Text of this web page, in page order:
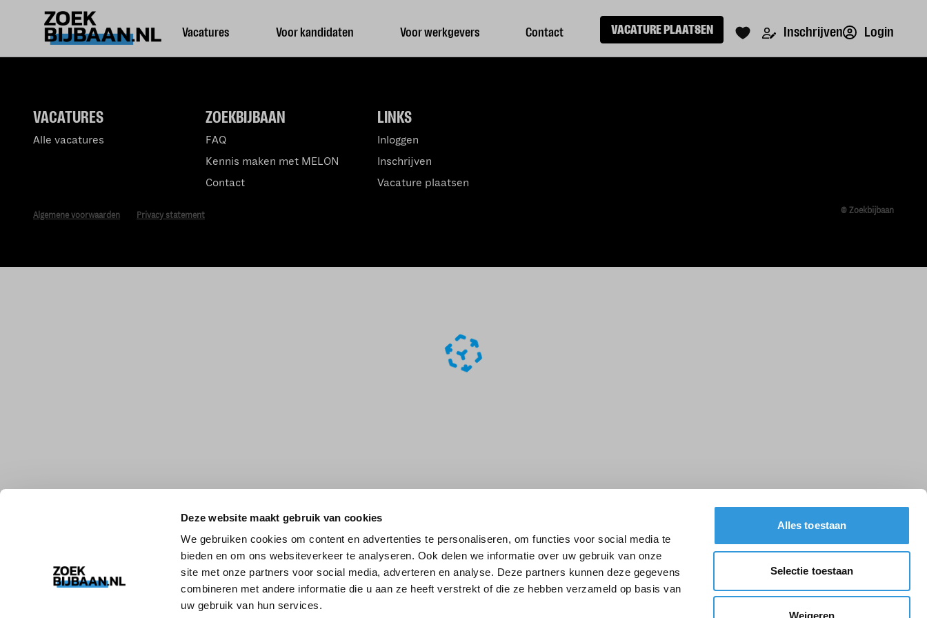
Deze website maakt gebruik van cookies
We gebruiken cookies om content en advertenties te personaliseren, om functies voor social media te
bieden en om ons websiteverkeer te analyseren. Ook delen we informatie over uw gebruik van onze
site met onze partners voor social media, adverteren en analyse. Deze partners kunnen deze gegevens
combineren met andere informatie die u aan ze heeft verstrekt of die ze hebben verzameld op basis van
uw gebruik van hun services.
Alles toestaan
Selectie toestaan
Weigeren
Vacatures Voor kandidaten Voor werkgevers Contact VACATURE PLAATSEN Inschrijven Login
LINKS
Inloggen
Inschrijven
Vacature plaatsen
ZOEKBIJBAAN
FAQ
Kennis maken met MELON
Contact
VACATURES
Alle vacatures
Algemene voorwaarden Privacy statement © Zoekbijbaan